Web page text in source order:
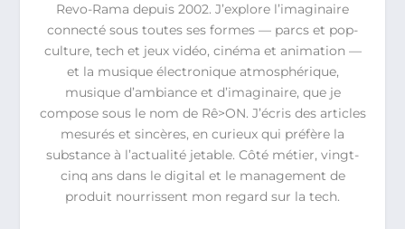
Revo-Rama depuis 2002. J’explore l’imaginaire
connecté sous toutes ses formes — parcs et pop-
culture, tech et jeux vidéo, cinéma et animation —
et la musique électronique atmosphérique,
musique d’ambiance et d’imaginaire, que je
compose sous le nom de Rê>ON. J’écris des articles
mesurés et sincères, en curieux qui préfère la
substance à l’actualité jetable. Côté métier, vingt-
cinq ans dans le digital et le management de
produit nourrissent mon regard sur la tech.